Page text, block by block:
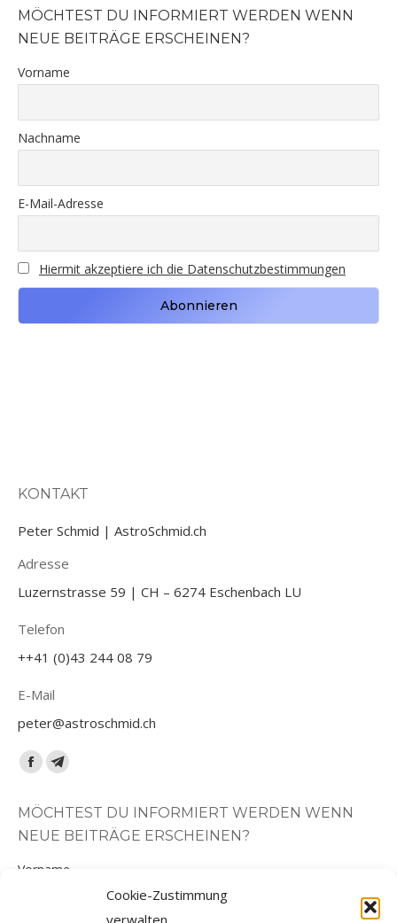
Cookie-Zustimmung
verwalten
new
window
new
window
MÖCHTEST DU INFORMIERT WERDEN WENN
NEUE BEITRÄGE ERSCHEINEN?
Vorname
Nachname
E-Mail-Adresse
Hiermit akzeptiere ich die Datenschutzbestimmungen
KONTAKT
Peter Schmid | AstroSchmid.ch
Adresse
Luzernstrasse 59 | CH – 6274 Eschenbach LU
Telefon
++41 (0)43 244 08 79
E-Mail
peter@astroschmid.ch
Finden Sie uns auf:
Facebook
opens
in
new
Telegram
opens
in
new
MÖCHTEST DU INFORMIERT WERDEN WENN
NEUE BEITRÄGE ERSCHEINEN?
Vorname